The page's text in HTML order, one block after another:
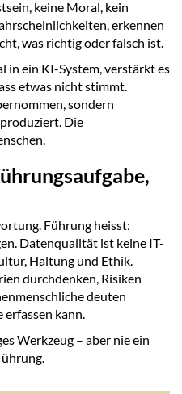
keine Moral, kein
erkennen
was richtig oder falsch ist.
in ein KI-System, verstärkt es
etwas nicht stimmt.
sondern
Die
Führung heisst:
Datenqualität ist keine IT-
Haltung und Ethik.
durchdenken, Risiken
deuten
kann.
Werkzeug – aber nie ein